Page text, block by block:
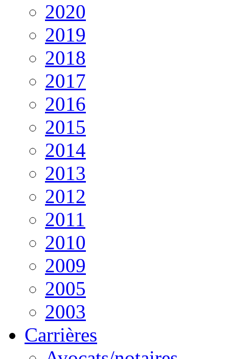
2020
2019
2018
2017
2016
2015
2014
2013
2012
2011
2010
2009
2005
2003
Carrières